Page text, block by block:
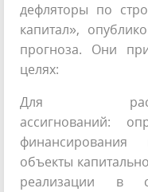
дефляторы по
капитал»,
прогноза. Они
целях:
Для
ассигнований:
объекты
реализации в